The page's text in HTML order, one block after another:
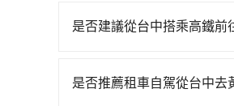
是否建議從台中搭乘高鐵前
嘉義-台中一天最多有60班
是否推薦租車自駕從台中去